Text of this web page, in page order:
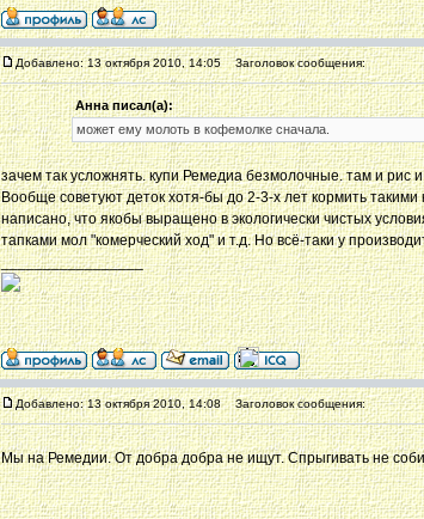
Добавлено: 13 октября 2010, 14:05 Заголовок сообщения:
Анна писал(а):
может ему молоть в кофемолке сначала.
зачем так усложнять. купи Ремедиа безмолочные. там и рис
Вообще советуют деток хотя-бы до 2-3-х лет кормить
написано, что якобы выращено в экологически чистых
тапками мол "комерческий ход" и т.д. Но всё-таки у
_________________
Добавлено: 13 октября 2010, 14:08 Заголовок сообщения:
Мы на Ремедии. От добра добра не ищут. Спрыгивать не